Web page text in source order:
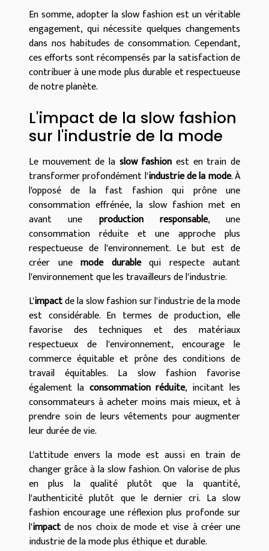
En somme, adopter la slow fashion est un véritable
engagement, qui nécessite quelques changements
dans nos habitudes de consommation. Cependant,
ces efforts sont récompensés par la satisfaction de
contribuer à une mode plus durable et respectueuse
de notre planète.
L'impact de la slow fashion
sur l'industrie de la mode
Le mouvement de la slow fashion est en train de
transformer profondément l'industrie de la mode. À
l'opposé de la fast fashion qui prône une
consommation effrénée, la slow fashion met en
avant une production responsable, une
consommation réduite et une approche plus
respectueuse de l'environnement. Le but est de
créer une mode durablequi respecte autant
l'environnement que les travailleurs de l'industrie.
L'impactde la slow fashion sur l'industrie de la mode
est considérable. En termes de production, elle
favorise des techniques et des matériaux
respectueux de l'environnement, encourage le
commerce équitable et prône des conditions de
travail équitables. La slow fashion favorise
également la consommation réduite, incitant les
consommateurs à acheter moins mais mieux, et à
prendre soin de leurs vêtements pour augmenter
leur durée de vie.
L'attitude envers la mode est aussi en train de
changer grâce à la slow fashion. On valorise de plus
en plus la qualité plutôt que la quantité,
l'authenticité plutôt que le dernier cri. La slow
fashion encourage une réflexion plus profonde sur
l'impact de nos choix de mode et vise à créer une
industrie de la mode plus éthique et durable.